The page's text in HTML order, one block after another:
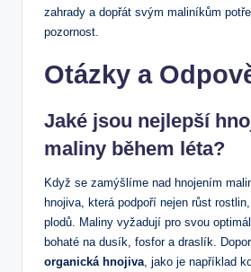
zahrady a dopřát svým maliníkům
pozornost.
Otázky a
Jaké jsou nejlepší
maliny během léta?
Když se zamýšlíme nad hnojením
hnojiva, která podpoří nejen růst
plodů. Maliny vyžadují pro svou
bohaté na dusík, fosfor a draslík.
organická hnojiva , jako je například